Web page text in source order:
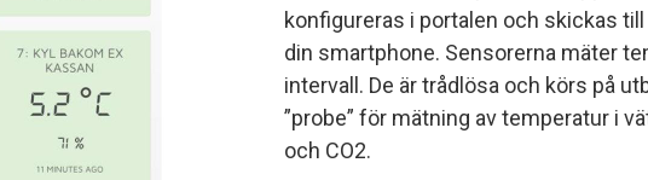
konfigureras i portalen och skickas
din smartphone. Sensorerna mäter
intervall. De är trådlösa och körs på
”probe” för mätning av temperatur i
och CO2.